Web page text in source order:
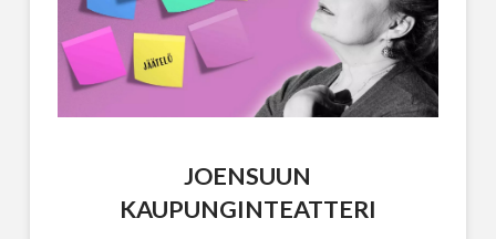
JOENSUUN
KAUPUNGINTEATTERI